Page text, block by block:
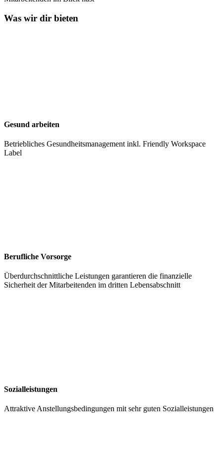
Was wir dir bieten
Gesund arbeiten
Betriebliches Gesundheitsmanagement inkl. Friendly Workspace
Label
Berufliche Vorsorge
Überdurchschnittliche Leistungen garantieren die finanzielle
Sicherheit der Mitarbeitenden im dritten Lebensabschnitt
Sozialleistungen
Attraktive Anstellungsbedingungen mit sehr guten Sozialleistungen